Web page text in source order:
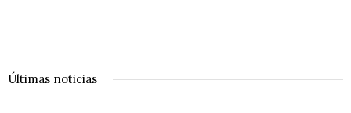
Últimas noticias